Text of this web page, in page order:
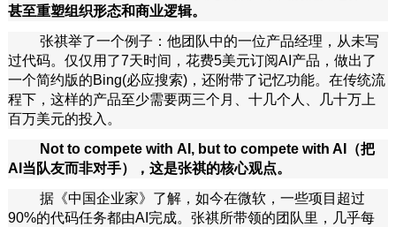
甚至重塑组织形态和商业逻辑。
张祺举了一个例子：他团队中的一位产品经理，从未写
过代码。仅仅用了7天时间，花费5美元订阅AI产品，做出了
一个简约版的Bing(必应搜索)，还附带了记忆功能。在传统流
程下，这样的产品至少需要两三个月、十几个人、几十万上
百万美元的投入。
Not to compete with AI, but to compete with AI（把
AI当队友而非对手），这是张祺的核心观点。
据《中国企业家》了解，如今在微软，一些项目超过
90%的代码任务都由AI完成。张祺所带领的团队里，几乎每